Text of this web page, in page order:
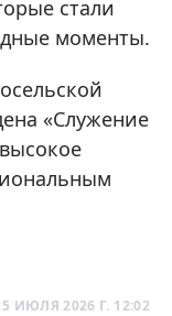
стали
моменты.
«Служение
ИЮЛЯ 2026 Г. 12:02